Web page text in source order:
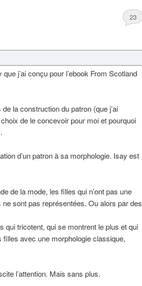
23
j’ai conçu pour l’ebook From Scotland
la construction du patron (que j’ai
de le concevoir pour moi et pourquoi
d’un patron à sa morphologie. Isay est
de la mode, les filles qui n’ont pas une
sont pas représentées. Ou alors par des
tricotent, qui se montrent le plus et qui
avec une morphologie classique,
l’attention. Mais sans plus.